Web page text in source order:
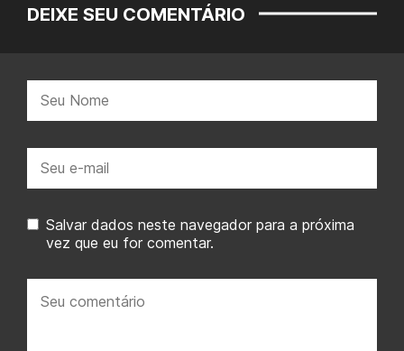
DEIXE SEU COMENTÁRIO
mail:
Salvar dados neste navegador para a próxima
vez que eu for comentar.
comentário: